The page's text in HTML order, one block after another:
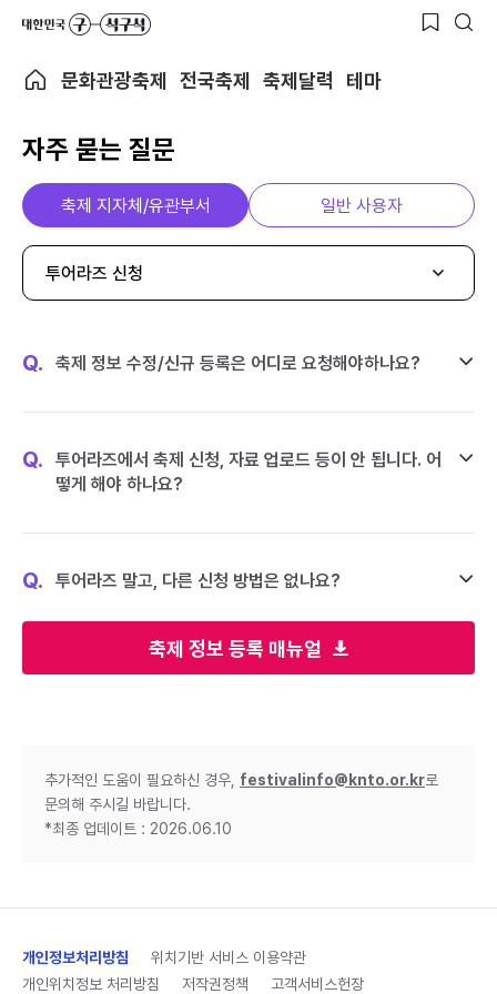
문화관광축제 전국축제 축제달력 테마
자주 묻는 질문
축제 정보 등록 매뉴얼
축제 지자체/유관부서 일반 사용자
투어라즈 신청
Q. 축제 정보 수정/신규 등록은 어디로 요청해야하나요?
Q.
투어라즈에서 축제 신청, 자료 업로드 등이 안 됩니다. 어
떻게 해야 하나요?
Q. 투어라즈 말고, 다른 신청 방법은 없나요?
추가적인 도움이 필요하신 경우, festivalinfo@knto.or.kr로
문의해 주시길 바랍니다.
*최종 업데이트 : 2026.06.10
개인정보처리방침
위치기반 서비스 이용약관
개인위치정보 처리방침
저작권정책 고객서비스헌장